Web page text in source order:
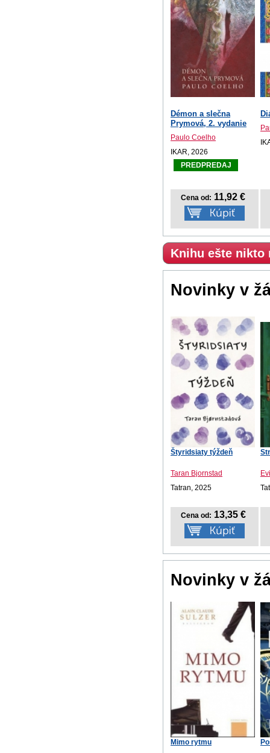
Démon a slečna
Prymová, 2. vydanie
Paulo Coelho
IKAR, 2026
PREDPREDAJ
Cena od: 11,92 €
Knihu ešte nikto
Novinky v
Štyridsiaty týždeň
Taran Bjornstad
Tatran, 2025
Cena od: 13,35 €
Novinky v
Mimo rytmu